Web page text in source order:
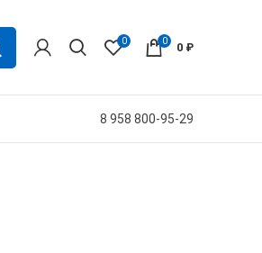
0 0 0 ₽
8 958 800-95-29